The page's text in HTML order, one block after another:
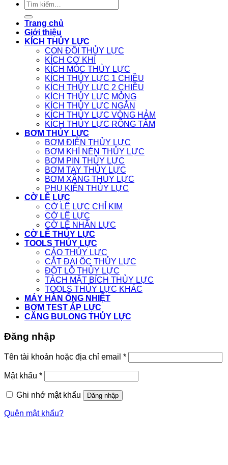
Tìm
kiếm:
Trang chủ
Giới thiệu
KÍCH THỦY LỰC
CON ĐỘI THỦY LỰC
KÍCH CƠ KHÍ
KÍCH MÓC THỦY LỰC
KÍCH THỦY LỰC 1 CHIỀU
KÍCH THỦY LỰC 2 CHIỀU
KÍCH THỦY LỰC MỎNG
KÍCH THỦY LỰC NGẮN
KÍCH THỦY LỰC VÒNG HẢM
KÍCH THỦY LỰC RỖNG TÂM
BƠM THỦY LỰC
BƠM ĐIỆN THỦY LỰC
BƠM KHÍ NÉN THỦY LỰC
BƠM PIN THỦY LỰC
BƠM TAY THỦY LỰC
BƠM XĂNG THỦY LỰC
PHỤ KIỆN THỦY LỰC
CỜ LÊ LỰC
CỜ LÊ LỰC CHỈ KIM
CỜ LÊ LỰC
CỜ LÊ NHÂN LỰC
CỜ LÊ THỦY LỰC
TOOLS THỦY LỰC
CẢO THỦY LỰC
CẮT ĐAI ỐC THỦY LỰC
ĐỘT LỖ THỦY LỰC
TÁCH MẶT BÍCH THỦY LỰC
TOOLS THỦY LỰC KHÁC
MÁY HÀN ỐNG NHIỆT
BƠM TEST ÁP LỰC
CĂNG BULONG THỦY LỰC
Đăng nhập
Tên tài khoản hoặc địa chỉ email *
Mật khẩu *
Ghi nhớ mật khẩu Đăng nhập
Quên mật khẩu?